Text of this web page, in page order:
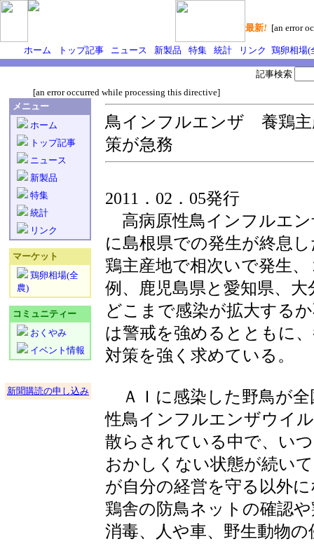
最新! [an error
ホーム トップ記事 ニュース 新製品 特集 統計 リンク 鶏卵相場(
[an error occurred while processing this directive]
記事検索
メニュー
ホーム
トップ記事
ニュース
新製品
特集
統計
リンク
マーケット
鶏卵相場(全
農)
コミュニティー
おくやみ
イベント情報
新聞購読の申し込み
鳥インフルエンザ 養鶏
策が急務
2011．02．05発行
高病原性鳥インフルエン
に島根県での発生が終息
鶏主産地で相次いで発生
例、鹿児島県と愛知県、
どこまで感染が拡大する
は警戒を強めるとともに
対策を強く求めている。
ＡＩに感染した野鳥が全
性鳥インフルエンザウイ
散らされている中で、い
おかしくない状態が続い
が自分の経営を守る以外
鶏舎の防鳥ネットの確認
消毒、人や車、野生動物